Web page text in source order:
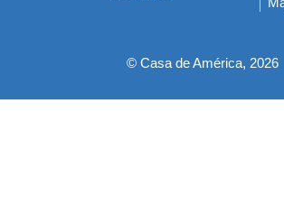
© Casa de América, 2026